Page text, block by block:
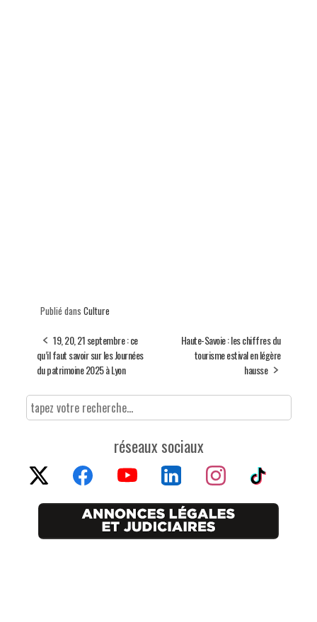
Publié dans Culture
19, 20, 21 septembre : ce
qu’il faut savoir sur les Journées
du patrimoine 2025 à Lyon
Haute-Savoie : les chiffres du
tourisme estival en légère
hausse
réseaux sociaux